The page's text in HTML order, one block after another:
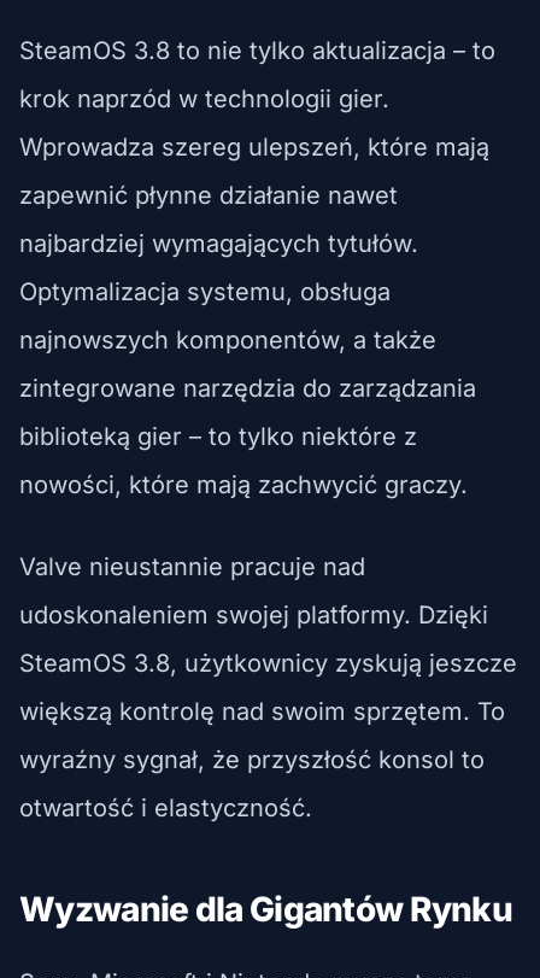
SteamOS 3.8 to nie tylko aktualizacja – to
krok naprzód w technologii gier.
Wprowadza szereg ulepszeń, które mają
zapewnić płynne działanie nawet
najbardziej wymagających tytułów.
Optymalizacja systemu, obsługa
najnowszych komponentów, a także
zintegrowane narzędzia do zarządzania
biblioteką gier – to tylko niektóre z
nowości, które mają zachwycić graczy.
Valve nieustannie pracuje nad
udoskonaleniem swojej platformy. Dzięki
SteamOS 3.8, użytkownicy zyskują jeszcze
większą kontrolę nad swoim sprzętem. To
wyraźny sygnał, że przyszłość konsol to
otwartość i elastyczność.
Wyzwanie dla Gigantów Rynku